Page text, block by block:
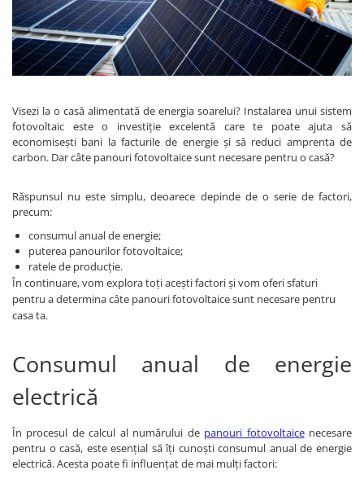
Sisteme de management (BMS)
Redresoare, incarcatoare si testere
Redresoare auto, moto, barci si
Visezi la o casă alimentată de energia soarelui? Instalarea unui sistem
fotovoltaic este o investiție excelentă care te poate ajuta să
economisești bani la facturile de energie și să reduci amprenta de
carbon. Dar câte panouri fotovoltaice sunt necesare pentru o casă?
Răspunsul nu este simplu, deoarece depinde de o serie de factori,
precum:
consumul anual de energie;
puterea panourilor fotovoltaice;
ratele de producție.
În continuare, vom explora toți acești factori și vom oferi sfaturi
pentru a determina câte panouri fotovoltaice sunt necesare pentru
casa ta.
Consumul anual de energie
electrică
În procesul de calcul al numărului de panouri fotovoltaicenecesare
pentru o casă, este esențial să îți cunoști consumul anual de energie
electrică. Acesta poate fi influențat de mai mulți factori: